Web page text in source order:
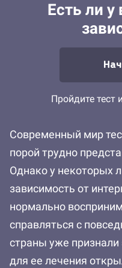
Есть ли у
Пройдите тест
Современный мир
порой трудно
Однако у некоторых
зависимость от
нормально
справляться с
страны уже признали
для ее лечения